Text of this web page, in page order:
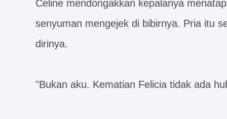
Celine mendongakkan kepalanya
senyuman mengejek di bibirnya. Pria itu
dirinya.
"Bukan aku. Kematian Felicia tidak ada